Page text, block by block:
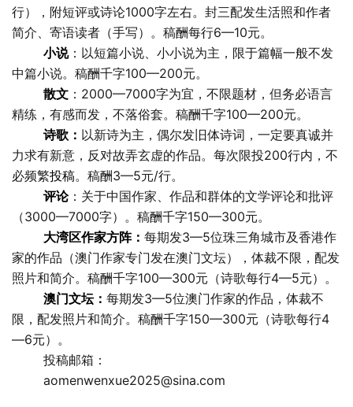
行），附短评或诗论1000字左右。封三配发生活照和作者
简介、寄语读者（手写）。稿酬每行6—10元。
小说：以短篇小说、小小说为主，限于篇幅一般不发
中篇小说。稿酬千字100—200元。
散文 ：2000—7000字为宜，不限题材，但务必语言
精练，有感而发，不落俗套。稿酬千字100—200元。
诗歌： 以新诗为主，偶尔发旧体诗词，一定要真诚并
力求有新意，反对故弄玄虚的作品。每次限投200行内，不
必频繁投稿。稿酬3—5元/行。
评论：关于中国作家、作品和群体的文学评论和批评
（3000—7000字）。稿酬千字150—300元。
大湾区作家方阵： 每期发3—5位珠三角城市及香港作
家的作品（澳门作家专门发在澳门文坛），体裁不限，配发
照片和简介。稿酬千字100—300元（诗歌每行4—5元）。
澳门文坛： 每期发3—5位澳门作家的作品，体裁不
限，配发照片和简介。稿酬千字150—300元（诗歌每行4
—6元）。
投稿邮箱：
aomenwenxue2025@sina.com